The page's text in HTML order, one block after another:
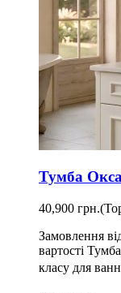
Тумба
40,900 грн.
Замовлення
вартості
класу для